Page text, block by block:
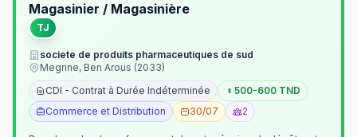
Magasinier / Magasinière
TJ
societe de produits pharmaceutiques de sud
Megrine, Ben Arous (2033)
CDI - Contrat à Durée Indéterminée
500-600 TND
Commerce et Distribution
30/07 2